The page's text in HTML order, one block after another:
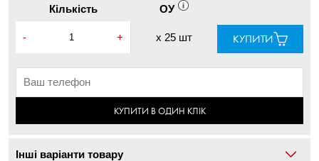
Кількість
- +
ОУ
x 25 шт КУПИТИ
КУПИТИ В ОДИН КЛІК
Інші варіанти товару